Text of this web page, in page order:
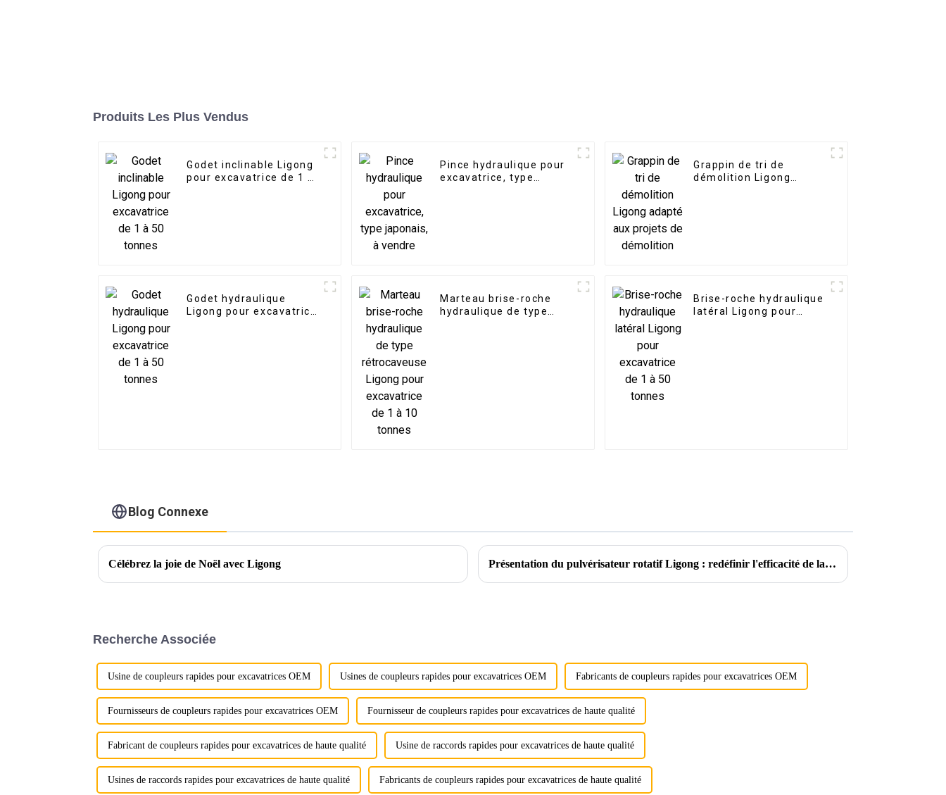
Produits Les Plus Vendus
Godet inclinable Ligong
pour excavatrice de 1 à
Pince hydraulique pour
excavatrice, type
Grappin de tri de
démolition Ligong
Godet hydraulique
Ligong pour excavatrice
Marteau brise-roche
hydraulique de type
Brise-roche hydraulique
latéral Ligong pour
Blog Connexe
Célébrez la joie de Noël avec Ligong Présentation du pulvérisateur rotatif Ligong : redéfinir l'efficacité de la démolition
Recherche Associée
Usine de coupleurs rapides pour excavatrices OEM Usines de coupleurs rapides pour excavatrices OEM Fabricants de coupleurs rapides pour excavatrices OEM
Fournisseurs de coupleurs rapides pour excavatrices OEM Fournisseur de coupleurs rapides pour excavatrices de haute qualité
Fabricant de coupleurs rapides pour excavatrices de haute qualité Usine de raccords rapides pour excavatrices de haute qualité
Usines de raccords rapides pour excavatrices de haute qualité Fabricants de coupleurs rapides pour excavatrices de haute qualité